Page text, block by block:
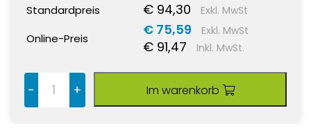
Standardpreis
€ 94,30 Exkl. MwSt
Online-Preis
€ 75,59 Exkl. MwSt
€ 91,47 Inkl. MwSt.
- + Im warenkorb